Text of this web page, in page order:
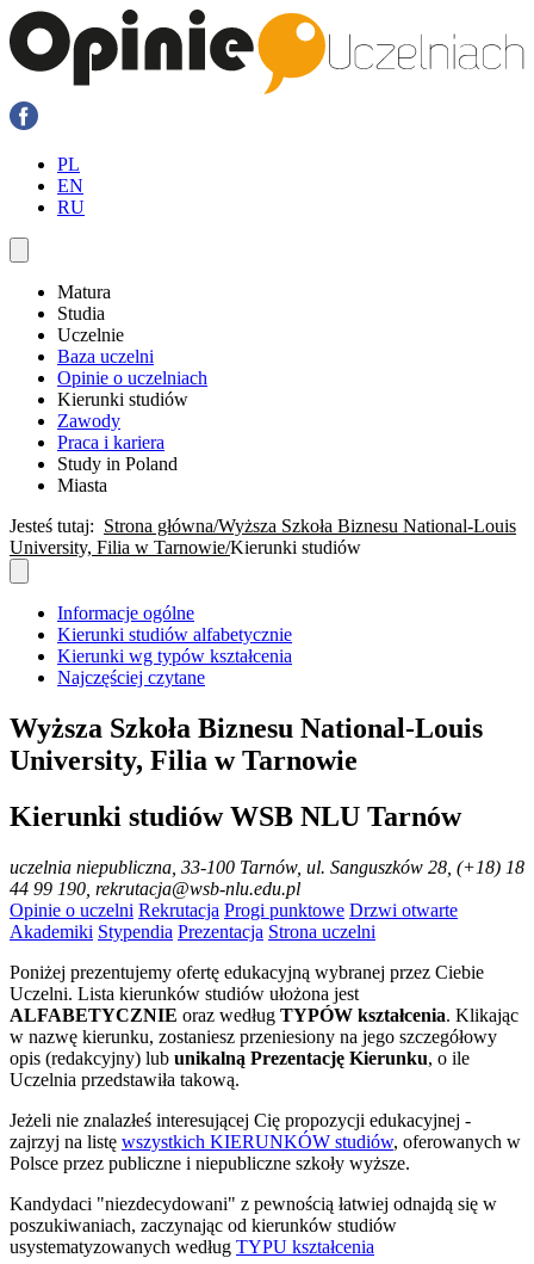
PL
EN
RU
Matura
Studia
Uczelnie
Baza uczelni
Opinie o uczelniach
Kierunki studiów
Zawody
Praca i kariera
Study in Poland
Miasta
Jesteś tutaj: Strona główna Wyższa Szkoła Biznesu National-Louis
University, Filia w Tarnowie Kierunki studiów
Informacje ogólne
Kierunki studiów alfabetycznie
Kierunki wg typów kształcenia
Najczęściej czytane
Wyższa Szkoła Biznesu National-Louis
University, Filia w Tarnowie
Kierunki studiów WSB NLU Tarnów
uczelnia niepubliczna , 33-100 Tarnów, ul. Sanguszków 28, (+18) 18
44 99 190, rekrutacja@wsb-nlu.edu.pl
Opinie o uczelni Rekrutacja Progi punktowe Drzwi otwarte
Akademiki Stypendia Prezentacja Strona uczelni
Poniżej prezentujemy ofertę edukacyjną wybranej przez Ciebie
Uczelni. Lista kierunków studiów ułożona jest
ALFABETYCZNIE oraz według TYPÓW kształcenia. Klikając
w nazwę kierunku, zostaniesz przeniesiony na jego szczegółowy
opis (redakcyjny) lub unikalną Prezentację Kierunku, o ile
Uczelnia przedstawiła takową.
Jeżeli nie znalazłeś interesującej Cię propozycji edukacyjnej -
zajrzyj na listę wszystkich KIERUNKÓW studiów, oferowanych w
Polsce przez publiczne i niepubliczne szkoły wyższe.
Kandydaci "niezdecydowani" z pewnością łatwiej odnajdą się w
poszukiwaniach, zaczynając od kierunków studiów
usystematyzowanych według TYPU kształcenia